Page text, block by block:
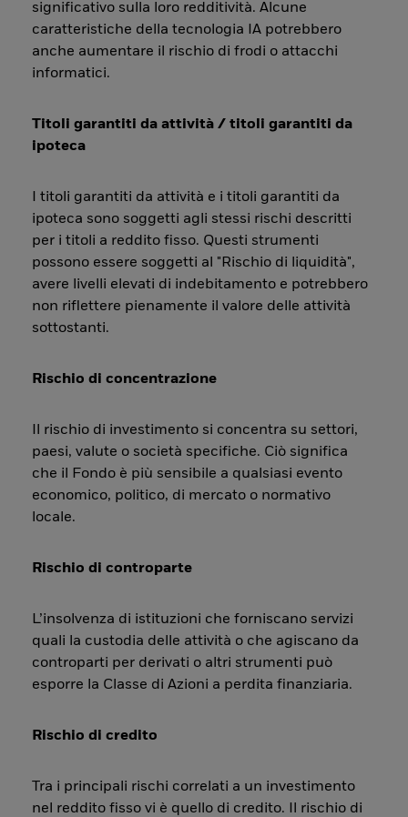
significativo sulla loro redditività. Alcune
caratteristiche della tecnologia IA potrebbero
anche aumentare il rischio di frodi o attacchi
informatici.
Titoli garantiti da attività / titoli garantiti da
ipoteca
I titoli garantiti da attività e i titoli garantiti da
ipoteca sono soggetti agli stessi rischi descritti
per i titoli a reddito fisso. Questi strumenti
possono essere soggetti al "Rischio di liquidità",
avere livelli elevati di indebitamento e potrebbero
non riflettere pienamente il valore delle attività
sottostanti.
Rischio di concentrazione
Il rischio di investimento si concentra su settori,
paesi, valute o società specifiche. Ciò significa
che il Fondo è più sensibile a qualsiasi evento
economico, politico, di mercato o normativo
locale.
Rischio di controparte
L’insolvenza di istituzioni che forniscano servizi
quali la custodia delle attività o che agiscano da
controparti per derivati o altri strumenti può
esporre la Classe di Azioni a perdita finanziaria.
Rischio di credito
Tra i principali rischi correlati a un investimento
nel reddito fisso vi è quello di credito. Il rischio di